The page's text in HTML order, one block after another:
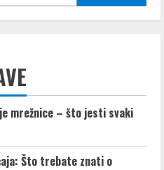
mrežnice – što jesti svaki
Što trebate znati o